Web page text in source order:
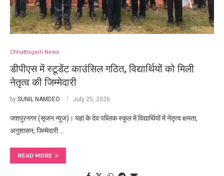
Chhattisgarh News
डीपीएस में स्टूडेंट काउंसिल गठित, विद्यार्थियों को मिली
नेतृत्व की जिम्मेदारी
by SUNIL NAMDEO July 25, 2026
जशपुरनगर (सृजन न्यूज)। यहां के देव पब्लिक स्कूल में विद्यार्थियों में नेतृत्व क्षमता,
अनुशासन, जिम्मेदारी …
READ MORE